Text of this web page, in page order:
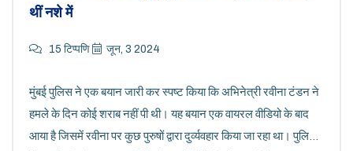
थीं नशे में
15 टिप्पणि जून, 3 2024
मुंबई पुलिस ने एक बयान जारी कर स्पष्ट किया कि अभिनेत्री रवीना टंडन ने
हमले के दिन कोई शराब नहीं पी थी। यह बयान एक वायरल वीडियो के बाद
आया है जिसमें रवीना पर कुछ पुरुषों द्वारा दुर्व्यवहार किया जा रहा था। पुलिस